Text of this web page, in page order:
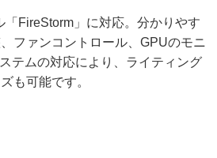
FireStorm」に対応。分かりやす
ファンコントロール、GPUのモニ
テムの対応により、ライティング
も可能です。